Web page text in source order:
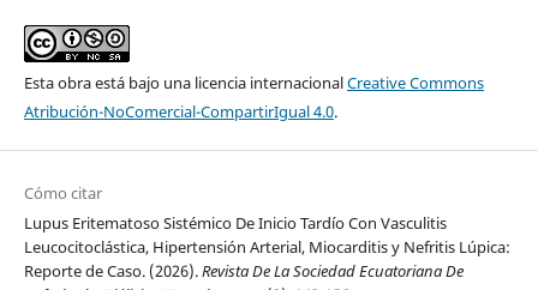
Esta obra está bajo una licencia internacionalCreative Commons
Atribución-NoComercial-CompartirIgual 4.0.
Cómo citar
Lupus Eritematoso Sistémico De Inicio Tardío Con Vasculitis
Leucocitoclástica, Hipertensión Arterial, Miocarditis y Nefritis Lúpica:
Reporte de Caso. (2026).Revista De La Sociedad Ecuatoriana De